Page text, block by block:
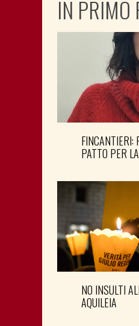
IN PRIMO
FINCANTIERI:
PATTO PER
NO INSULTI
AQUILEIA